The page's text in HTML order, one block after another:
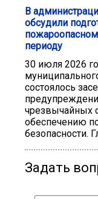
В
обсудили
периоду
30 июля 2026
состоялось
чрезвычайных
обеспечению
безопасности.
Задать